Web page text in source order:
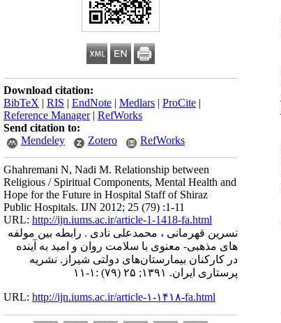
Download citation:
BibTeX | RIS | EndNote | Medlars | ProCite |
Reference Manager| RefWorks
Send citation to:
Mendeley
Zotero RefWorks
Ghahremani N, Nadi M. Relationship between
Religious / Spiritual Components, Mental Health and
Hope for the Future in Hospital Staff of Shiraz
Public Hospitals. IJN 2012; 25 (79) :1-11
URL: http://ijn.iums.ac.ir/article-1-1418-fa.html
نسرین قهرمانی ، محمدعلی نادی . رابطه بین مولفه
های مذهبی- معنوی با سلامت روان و امید به آینده
در کارکنان بیمارستان‌های دولتی شیراز. نشریه
پرستاری ایران. ۱۳۹۱; ۲۵ (۷۹) :۱-۱۱
URL: http://ijn.iums.ac.ir/article-۱-۱۴۱۸-fa.html